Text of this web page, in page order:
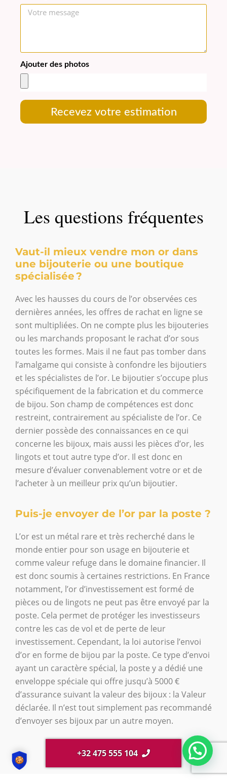
Ajouter des photos
Recevez votre estimation
Les questions fréquentes
Vaut-il mieux vendre mon or dans
une bijouterie ou une boutique
spécialisée ?
Avec les hausses du cours de l’or observées ces
dernières années, les offres de rachat en ligne se
sont multipliées. On ne compte plus les bijouteries
ou les marchands proposant le rachat d’or sous
toutes les formes. Mais il ne faut pas tomber dans
l’amalgame qui consiste à confondre les bijoutiers
et les spécialistes de l’or. Le bijoutier s’occupe plus
spécifiquement de la fabrication et du commerce
de bijou. Son champ de compétences est donc
restreint, contrairement au spécialiste de l’or. Ce
dernier possède des connaissances en ce qui
concerne les bijoux, mais aussi les pièces d’or, les
lingots et tout autre type d’or. Il est donc en
mesure d’évaluer convenablement votre or et de
l’acheter à un meilleur prix qu’un bijoutier.
Puis-je envoyer de l’or par la poste ?
L’or est un métal rare et très recherché dans le
monde entier pour son usage en bijouterie et
comme valeur refuge dans le domaine financier. Il
est donc soumis à certaines restrictions. En France
notamment, l’or d’investissement est formé de
pièces ou de lingots ne peut pas être envoyé par la
poste. Cela permet de protéger les investisseurs
contre les cas de vol et de perte de leur
investissement. Cependant, la loi autorise l’envoi
d’or en forme de bijou par la poste. Ce type d’envoi
ayant un caractère spécial, la poste y a dédié une
enveloppe spéciale qui offre jusqu’à 5000 €
d’assurance suivant la valeur des bijoux : la Valeur
déclarée. Il n’est tout simplement pas recommandé
d’envoyer ses bijoux par un autre moyen.
+32 475 555 104